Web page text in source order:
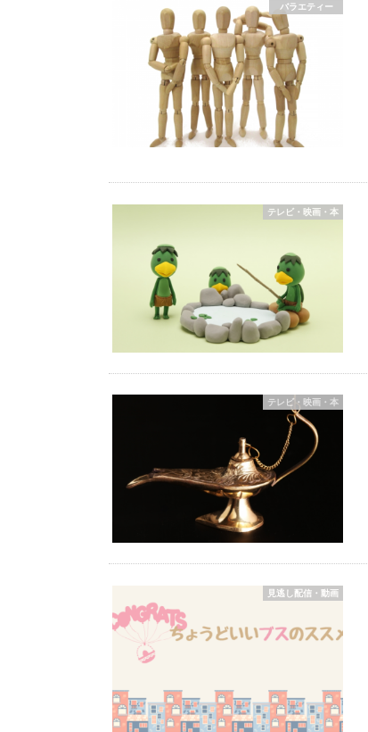
バラエティー
テレビ・映画・本
テレビ・映画・本
見逃し配信・動画